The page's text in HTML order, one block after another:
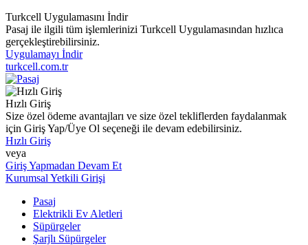
Turkcell Uygulamasını İndir
Pasaj ile ilgili tüm işlemlerinizi Turkcell Uygulamasından hızlıca
gerçekleştirebilirsiniz.
Uygulamayı İndir
turkcell.com.tr
Hızlı Giriş
Size özel ödeme avantajları ve size özel tekliflerden faydalanmak
için Giriş Yap/Üye Ol seçeneği ile devam edebilirsiniz.
Hızlı Giriş
veya
Giriş Yapmadan Devam Et
Kurumsal Yetkili Girişi
Pasaj
Elektrikli Ev Aletleri
Süpürgeler
Şarjlı Süpürgeler